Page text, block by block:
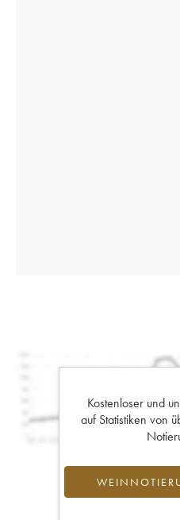
Kostenloser und
auf Statistiken von